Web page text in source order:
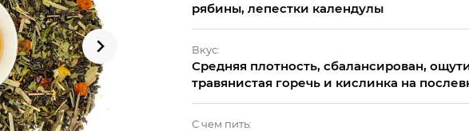
рябины, лепестки календулы
Вкус:
Средняя плотность, сбалансирован,
травянистая горечь и кислинка на
С чем пить: